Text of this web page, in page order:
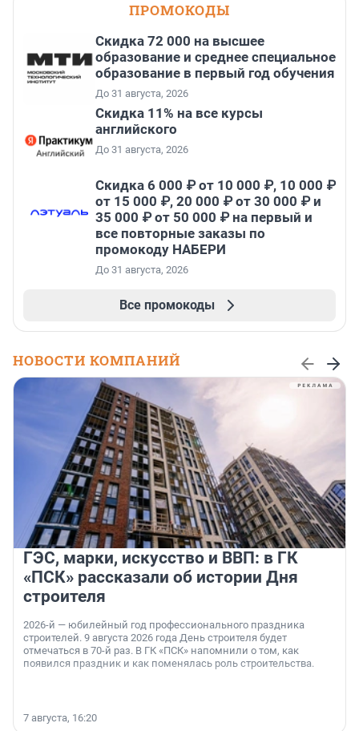
ПРОМОКОДЫ
Скидка 72 000 на высшее
образование и среднее специальное
образование в первый год обучения
До 31 августа, 2026
Скидка 11% на все курсы
английского
До 31 августа, 2026
Скидка 6 000 ₽ от 10 000 ₽, 10 000 ₽
от 15 000 ₽, 20 000 ₽ от 30 000 ₽ и
35 000 ₽ от 50 000 ₽ на первый и
все повторные заказы по
промокоду НАБЕРИ
До 31 августа, 2026
Все промокоды
НОВОСТИ КОМПАНИЙ
ГЭС, марки, искусство и ВВП: в ГК
«ПСК» рассказали об истории Дня
строителя
2026-й — юбилейный год профессионального праздника
строителей. 9 августа 2026 года День строителя будет
отмечаться в 70-й раз. В ГК «ПСК» напомнили о том, как
появился праздник и как поменялась роль строительства.
7 августа, 16:20